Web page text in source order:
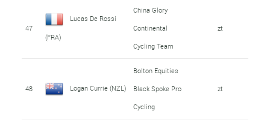
47
Lucas De Rossi
(FRA)
China Glory
Continental
Cycling Team
zt
48 Logan Currie (NZL)
Bolton Equities
Black Spoke Pro
Cycling
zt